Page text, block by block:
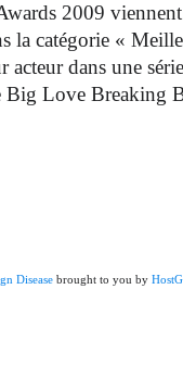
2009 viennent
la catégorie «
acteur dans une
Love Breaking
Disease brought to you by